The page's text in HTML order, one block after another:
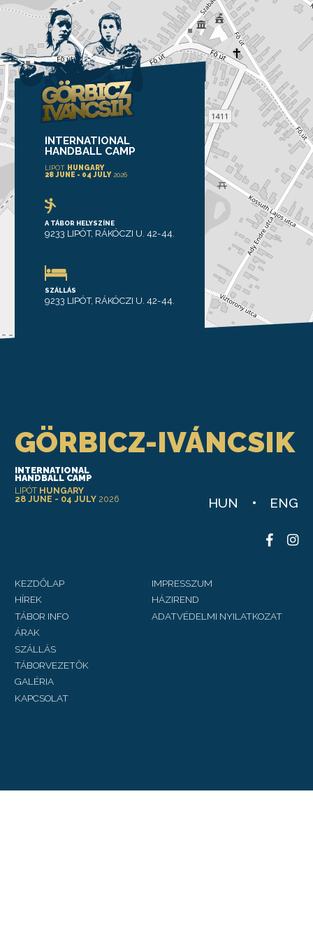
INTERNATIONAL
HANDBALL CAMP
LIPÓT HUNGARY
28 JUNE - 04 JULY2026
A TÁBOR HELYSZÍNE
9233 LIPÓT, RÁKÓCZI U. 42-44.
SZÁLLÁS
9233 LIPÓT, RÁKÓCZI U. 42-44.
GÖRBICZ-IVÁNCSIK
INTERNATIONAL
HANDBALL CAMP
LIPÓT HUNGARY
28 JUNE - 04 JULY2026 HUN ENG
KEZDŐLAP
HÍREK
TÁBOR INFO
ÁRAK
SZÁLLÁS
TÁBORVEZETŐK
GALÉRIA
KAPCSOLAT
IMPRESSZUM
HÁZIREND
ADATVÉDELMI NYILATKOZAT